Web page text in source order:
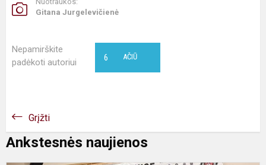
Gitana Jurgelevičienė
Nepamirškite
padėkoti autoriui
AČIŪ
6
Grįžti
Ankstesnės naujienos